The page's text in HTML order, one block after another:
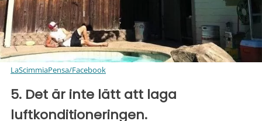
LaScimmiaPensa/Facebook
5. Det är inte lätt att laga
luftkonditioneringen.